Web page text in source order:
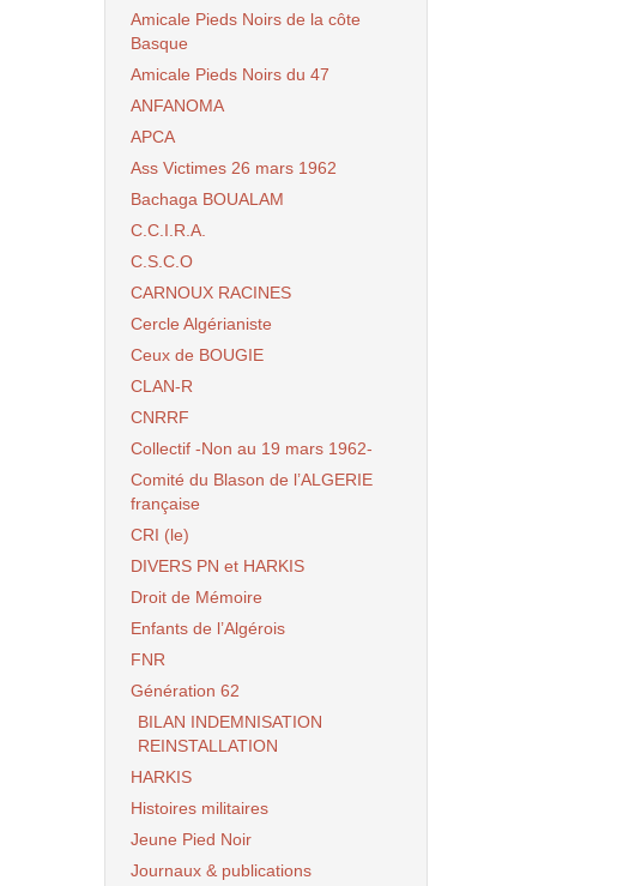
Amicale Pieds Noirs de la côte
Basque
Amicale Pieds Noirs du 47
ANFANOMA
APCA
Ass Victimes 26 mars 1962
Bachaga BOUALAM
C.C.I.R.A.
C.S.C.O
CARNOUX RACINES
Cercle Algérianiste
Ceux de BOUGIE
CLAN-R
CNRRF
Collectif -Non au 19 mars 1962-
Comité du Blason de l’ALGERIE
française
CRI (le)
DIVERS PN et HARKIS
Droit de Mémoire
Enfants de l’Algérois
FNR
Génération 62
BILAN INDEMNISATION
REINSTALLATION
HARKIS
Histoires militaires
Jeune Pied Noir
Journaux & publications